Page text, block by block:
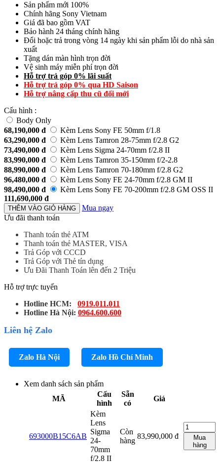
Sản phẩm mới 100%
Chính hãng Sony Vietnam
Giá đã bao gồm VAT
Bảo hành 24 tháng chính hãng
Đổi hoặc trả trong vòng 14 ngày khi sản phẩm lỗi do nhà sản
xuất
Tặng dán màn hình trọn đời
Vệ sinh máy miễn phí trọn đời
Hỗ trợ trả góp 0% lãi suất
Hỗ trợ trả góp 0% qua HD Saison
Hỗ trợ nâng cấp thu cũ đổi mới
Cấu hình :
Body Only
68,190,000 đ
Kèm Lens Sony FE 50mm f/1.8
63,290,000 đ
Kèm Lens Tamron 28-75mm f/2.8 G2
73,490,000 đ
Kèm Lens Sigma 24-70mm f/2.8 II
83,990,000 đ
Kèm Lens Tamron 35-150mm f/2-2.8
88,990,000 đ
Kèm Lens Tamron 70-180mm f/2.8 G2
96,480,000 đ
Kèm Lens Sony FE 24-70mm f/2.8 GM II
98,490,000 đ
Kèm Lens Sony FE 70-200mm f/2.8 GM OSS II
111,690,000 đ
THÊM VÀO GIỎ HÀNG
Mua ngay
Ưu đãi thanh toán
Thanh toán thẻ ATM
Thanh toán thẻ MASTER, VISA
Trả Góp với CCCD
Trả Góp với Thẻ tín dụng
Ưu Đãi Thanh Toán lên đến 2 Triệu
Hỗ trợ trực tuyến
Hotline HCM: 0919.011.011
Hotline Hà Nội: 0964.600.600
Liên hệ Zalo
Zalo Hà Nội Zalo Hồ Chí Minh
Xem danh sách sản phẩm
MÃ
Cấu
hình
Sẵn
có
Giá
693000B15C6AB
Kèm
Lens
Sigma
24-
70mm
f/2.8 II
Còn
hàng
83,990,000 đ
Mua
hàng